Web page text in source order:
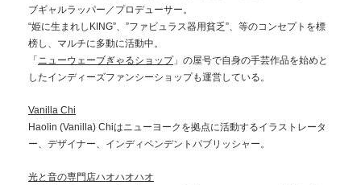
ブギャルラッパー／プロデューサー。
“姫に生まれしKING”、”ファビュラス器用貧乏”、等のコンセプトを標
榜し、マルチに多動に活動中。
「 ニューウェーブぎゃるショップ」の屋号で自身の手芸作品を始めと
したインディーズファンシーショップも運営している。
Vanilla Chi
Haolin (Vanilla) Chiはニューヨークを拠点に活動するイラストレータ
ー、デザイナー、インディペンデントパブリッシャー。
光と音の専門店ハオハオハオ